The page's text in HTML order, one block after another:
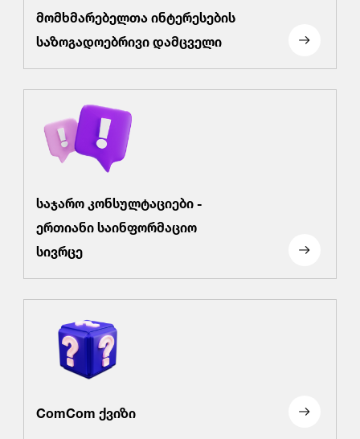
მომხმარებელთა ინტერესების
საზოგადოებრივი დამცველი
საჯარო კონსულტაციები -
ერთიანი საინფორმაციო
სივრცე
ComCom ქვიზი